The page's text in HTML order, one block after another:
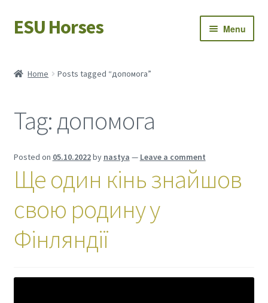
Skip
to
Skip
to
ESU Horses Menu
Save Horses
My account
Home Posts tagged “допомога”
Tag:допомога
Posted on 05.10.2022by nastya — Leave a comment
Ще один кінь знайшов
свою родину у
Фінляндії